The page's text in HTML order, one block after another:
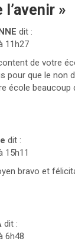
l’avenir »
dit :
11h27
de votre
pour que le non
école beaucoup
dit :
15h11
bravo et
dit :
6h48